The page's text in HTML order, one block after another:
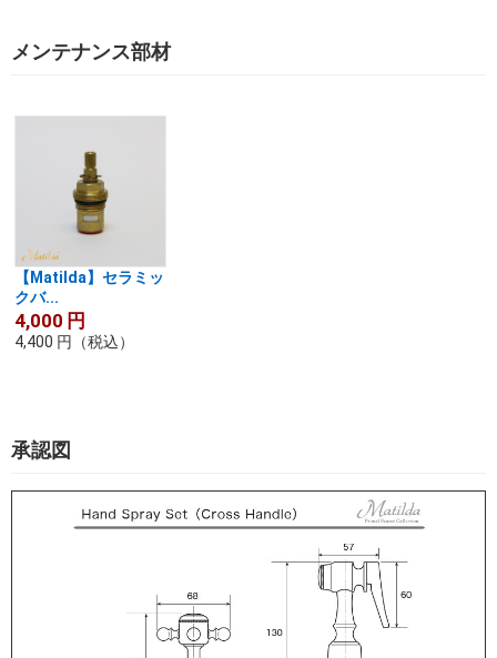
メンテナンス部材
【Matilda】セラミッ
クバ...
4,000 円
4,400 円 （税込）
承認図